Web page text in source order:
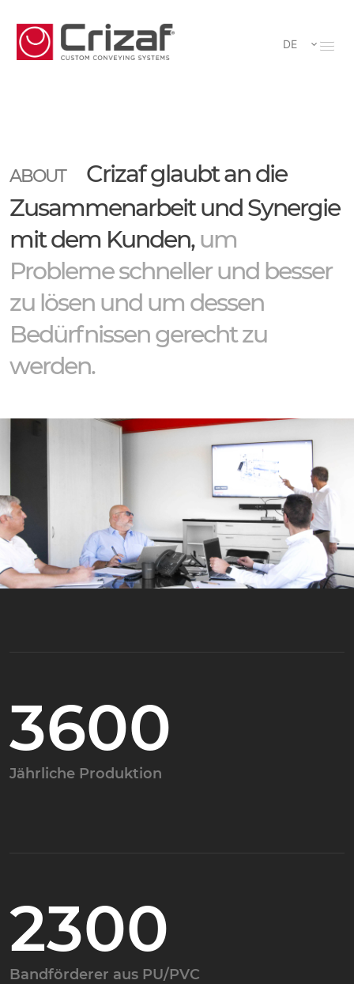
DE
ABOUT
Crizaf glaubt an die
Zusammenarbeit und Synergie
mit dem Kunden,um
Probleme schneller und besser
zu lösen und um dessen
Bedürfnissen gerecht zu
werden.
3600
Jährliche Produktion
2300
Bandförderer aus PU/PVC